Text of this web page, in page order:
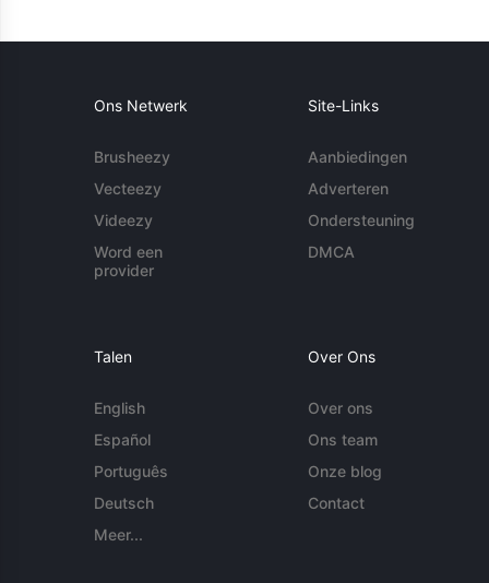
Ons Netwerk
Brusheezy
Vecteezy
Videezy
Word een
provider
Site-Links
Aanbiedingen
Adverteren
Ondersteuning
DMCA
Talen
English
Español
Português
Deutsch
Meer...
Over Ons
Over ons
Ons team
Onze blog
Contact